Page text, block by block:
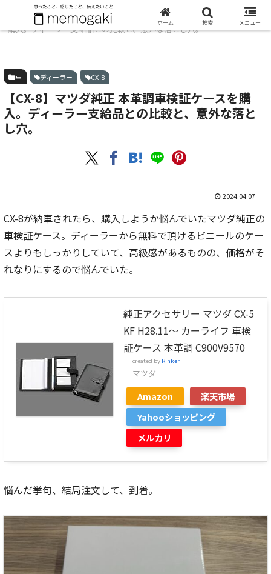
ホーム 車
【CX-8】マツダ純正 本革調車検証ケースを
購入。ディーラー支給品との比較と、意外な落とし穴。
車 ディーラー CX-8
【CX-8】マツダ純正 本革調車検証ケースを購
入。ディーラー支給品との比較と、意外な落と
し穴。
2024.04.07
CX-8が納車されたら、購入しようか悩んでいたマツダ純正の
車検証ケース。ディーラーから無料で頂けるビニールのケー
スよりもしっかりしていて、高級感があるものの、価格がそ
れなりにするので悩んでいた。
純正アクセサリー マツダ CX-5
KF H28.11～ カーライフ 車検
証ケース 本革調 C900V9570
created by Rinker
マツダ
Amazon
楽天市場
Yahooショッピング
メルカリ
悩んだ挙句、結局注文して、到着。
ホーム 検索 メニュー